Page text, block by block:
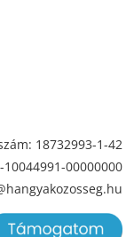
18732993-1-42
00000000